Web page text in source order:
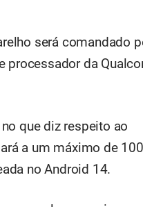
será comandado
processador da
que diz respeito ao
a um máximo de
no Android 14.